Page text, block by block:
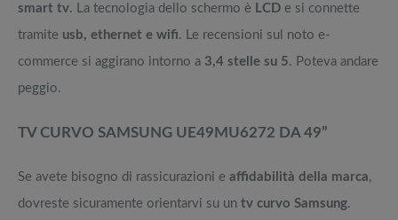
smart tv. La tecnologia dello schermo è LCD e si connette
tramite usb, ethernet e wifi. Le recensioni sul noto e-
commerce si aggirano intorno a 3,4 stelle su 5. Poteva andare
peggio.
TV CURVO SAMSUNG UE49MU6272 DA 49”
Se avete bisogno di rassicurazioni e affidabilità della marca,
dovreste sicuramente orientarvi su un tv curvo Samsung.